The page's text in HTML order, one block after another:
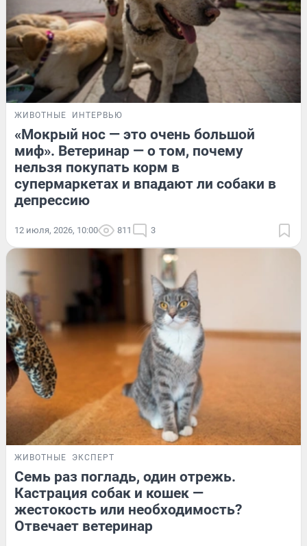
ЖИВОТНЫЕ ИНТЕРВЬЮ
«Мокрый нос — это очень большой
миф». Ветеринар — о том, почему
нельзя покупать корм в
супермаркетах и впадают ли собаки в
депрессию
12 июля, 2026, 10:00 811 3
ЖИВОТНЫЕ ЭКСПЕРТ
Семь раз погладь, один отрежь.
Кастрация собак и кошек —
жестокость или необходимость?
Отвечает ветеринар